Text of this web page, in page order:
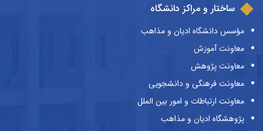
ساختار و مراکز دانشگاه
مؤسس دانشگاه ادیان و مذاهب
معاونت آموزش
معاونت پژوهش
معاونت فرهنگی و دانشجویی
معاونت ارتباطات و امور بین الملل
پژوهشگاه ادیان و مذاهب